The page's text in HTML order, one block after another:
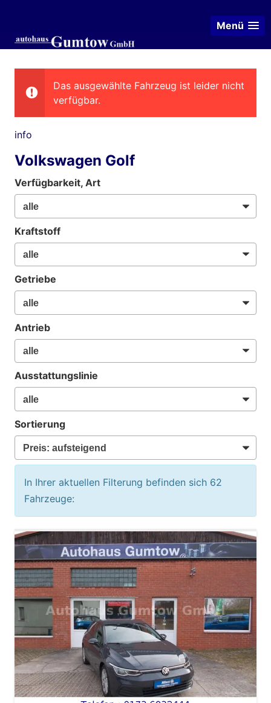
Menü
Das ausgewählte Fahrzeug ist leider nicht
verfügbar.
info
Volkswagen Golf
Verfügbarkeit, Art
Kraftstoff
Getriebe
Antrieb
Ausstattungslinie
Sortierung
In Ihrer aktuellen Filterung befinden sich 62
Fahrzeuge: